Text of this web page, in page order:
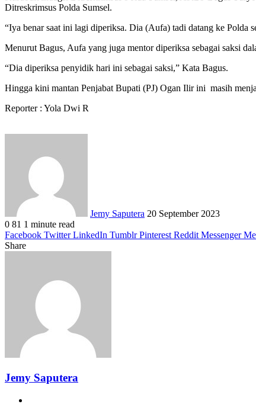
Ditreskrimsus Polda Sumsel.
“Iya benar saat ini lagi diperiksa. Dia (Aufa) tadi datang ke Polda
Menurut Bagus, Aufa yang juga mentor diperiksa sebagai saksi
“Dia diperiksa penyidik hari ini sebagai saksi,” Kata Bagus.
Hingga kini mantan Penjabat Bupati (PJ) Ogan Ilir ini masih
Reporter : Yola Dwi R
Jemy Saputera 20 September 2023
0 81 1 minute read
Facebook Twitter LinkedIn Tumblr Pinterest Reddit Messenger
Share
Jemy Saputera